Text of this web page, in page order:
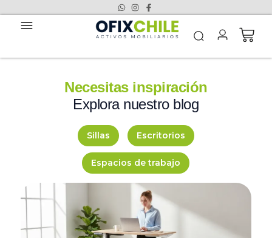
Necesitas inspiración
Explora nuestro blog
Sillas Escritorios
Espacios de trabajo